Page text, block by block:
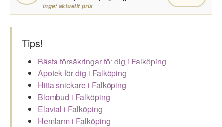
inget aktuellt pris
Tips!
Bästa försäkringar för dig i Falköping
Apotek för dig i Falköping
Hitta snickare i Falköping
Blombud i Falköping
Elavtal i Falköping
Hemlarm i Falköping